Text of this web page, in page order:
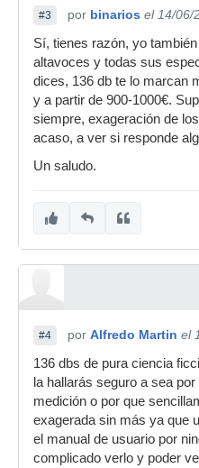
#3 por binarios el 14/06/
Sí, tienes razón, yo
altavoces y todas sus
dices, 136 db te lo marcan
y a partir de 900-1000€.
siempre, exageración de
acaso, a ver si responde
Un saludo.
#4 por Alfredo Martin el
136 dbs de pura ciencia
la hallarás seguro a sea
medición o por que
exagerada sin más ya que
el manual de usuario por
complicado verlo y poder